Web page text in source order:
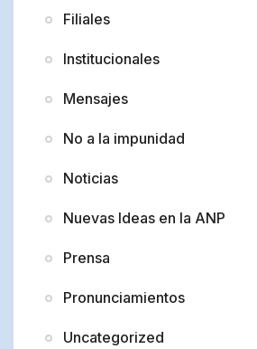
Filiales
Institucionales
Mensajes
No a la impunidad
Noticias
Nuevas Ideas en la ANP
Prensa
Pronunciamientos
Uncategorized